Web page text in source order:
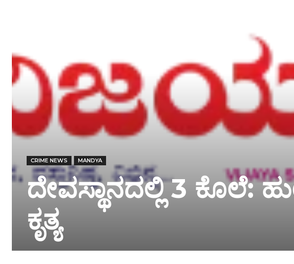
CRIME NEWS MANDYA
ದೇವಸ್ಥಾನದಲ್ಲಿ 3 ಕೊಲೆ:
ಕೃತ್ಯ